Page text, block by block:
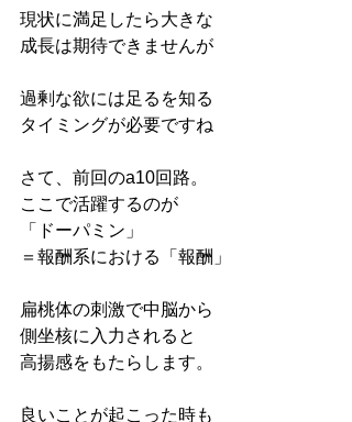
現状に満足したら大きな
成長は期待できませんが
過剰な欲には足るを知る
タイミングが必要ですね
さて、前回のa10回路。
ここで活躍するのが
「ドーパミン」
＝報酬系における「報酬」
扁桃体の刺激で中脳から
側坐核に入力されると
高揚感をもたらします。
良いことが起こった時も